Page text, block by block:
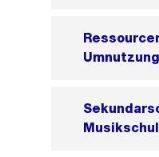
Umnutzung